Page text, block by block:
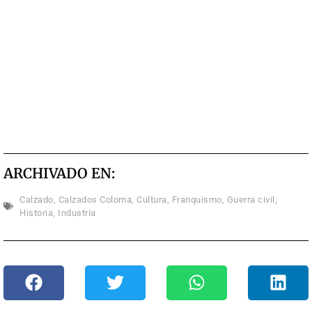
ARCHIVADO EN:
Calzado Calzados Coloma Cultura Franquismo Guerra civil
Historia Industria